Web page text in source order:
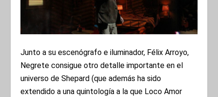
Junto a su escenógrafo e iluminador, Félix Arroyo,
Negrete consigue otro detalle importante en el
universo de Shepard (que además ha sido
extendido a una quintología a la que Loco Amor